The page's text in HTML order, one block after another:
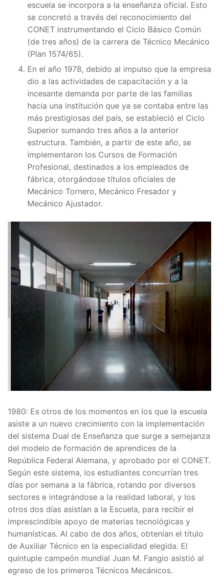
escuela se incorpora a la enseñanza oficial. Esto
se concretó a través del reconocimiento del
CONET instrumentando el Ciclo Básico Común
(de tres años) de la carrera de Técnico Mecánico
(Plan 1574/65).
En el año 1978, debido al impulso que la empresa
dio a las actividades de capacitación y a la
incesante demanda por parte de las familias
hacia una institución que ya se contaba entre las
más prestigiosas del país, se estableció el Ciclo
Superior sumando tres años a la anterior
estructura. También, a partir de este año, se
implementaron los Cursos de Formación
Profesional, destinados a los empleados de
fábrica, otorgándose títulos oficiales de
Mecánico Tornero, Mecánico Fresador y
Mecánico Ajustador.
1980: Es otros de los momentos en los que la escuela
asiste a un nuevo crecimiento con la implementación
del sistema Dual de Enseñanza que surge a semejanza
del modelo de formación de aprendices de la
República Federal Alemana, y aprobado por el CONET.
Según este sistema, los estudiantes concurrían tres
días por semana a la fábrica, rotando por diversos
sectores e integrándose a la realidad laboral, y los
otros dos días asistían a la Escuela, para recibir el
imprescindible apoyo de materias tecnológicas y
humanísticas. Al cabo de dos años, obtenían el título
de Auxiliar Técnico en la especialidad elegida. El
quíntuple campeón mundial Juan M. Fangio asistió al
egreso de los primeros Técnicos Mecánicos.